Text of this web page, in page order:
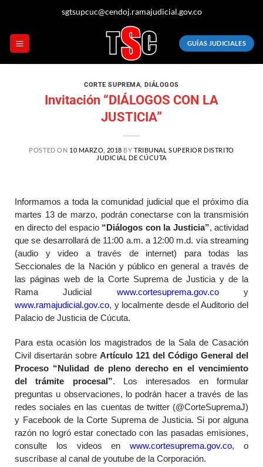
sgtsupcuc@cendoj.ramajudicial.gov.co
GUÍAS JUDICIALES
CORTE SUPREMA,DIÁLOGOS
Invitación “DIÁLOGOS CON LA
JUSTICIA”
POSTED ON 10 MARZO, 2018 BYTRIBUNAL SUPERIOR DISTRITO
JUDICIAL DE CÚCUTA
Informamos a toda la comunidad judicial que el próximo día
martes 13 de marzo, podrán conectarse con la transmisión
en directo del espacio “Diálogos con la Justicia”, actividad
que se desarrollará de 11:00 a.m. a 12:00 m.d. vía streaming
(audio y video a través de internet) para todas las
Seccionales de la Nación y público en general a través de
las páginas web de la Corte Suprema de Justicia y de la
Rama Judicial www.cortesuprema.gov.coy
www.ramajudicial.gov.co, y localmente desde el Auditorio del
Palacio de Justicia de Cúcuta.
Para esta ocasión los magistrados de la Sala de Casación
Civil disertarán sobre Artículo 121 del Código General del
Proceso “Nulidad de pleno derecho en el vencimiento
del trámite procesal”. Los interesados en formular
preguntas u observaciones, lo podrán hacer a través de las
redes sociales en las cuentas de twitter (@CorteSupremaJ)
y Facebook de la Corte Suprema de Justicia. Si por alguna
razón no logró estar conectado con las pasadas emisiones,
consulte los videos enwww.cortesuprema.gov.co, o
suscríbase al canal de youtube de la Corporación.